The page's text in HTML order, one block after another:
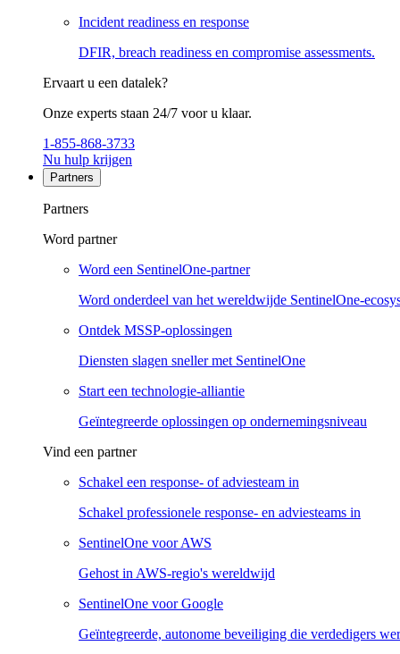
Incident readiness en response
DFIR, breach readiness en compromise assessments.
Ervaart u een datalek?
Onze experts staan 24/7 voor u klaar.
1-855-868-3733
Nu hulp krijgen
Partners
Partners
Word partner
Word een SentinelOne-partner
Word onderdeel van het wereldwijde SentinelOne-
Ontdek MSSP-oplossingen
Diensten slagen sneller met SentinelOne
Start een technologie-alliantie
Geïntegreerde oplossingen op ondernemingsniveau
Vind een partner
Schakel een response- of adviesteam in
Schakel professionele response- en adviesteams in
SentinelOne voor AWS
Gehost in AWS-regio's wereldwijd
SentinelOne voor Google
Geïntegreerde, autonome beveiliging die verdedigers